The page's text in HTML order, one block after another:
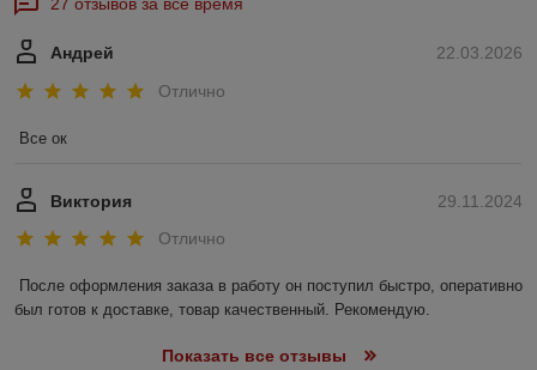
27 отзывов за всё время
22.03.2026
Андрей
Отлично
Все ок
29.11.2024
Виктория
Отлично
После оформления заказа в работу он поступил быстро, оперативно
был готов к доставке, товар качественный. Рекомендую.
Показать все отзывы